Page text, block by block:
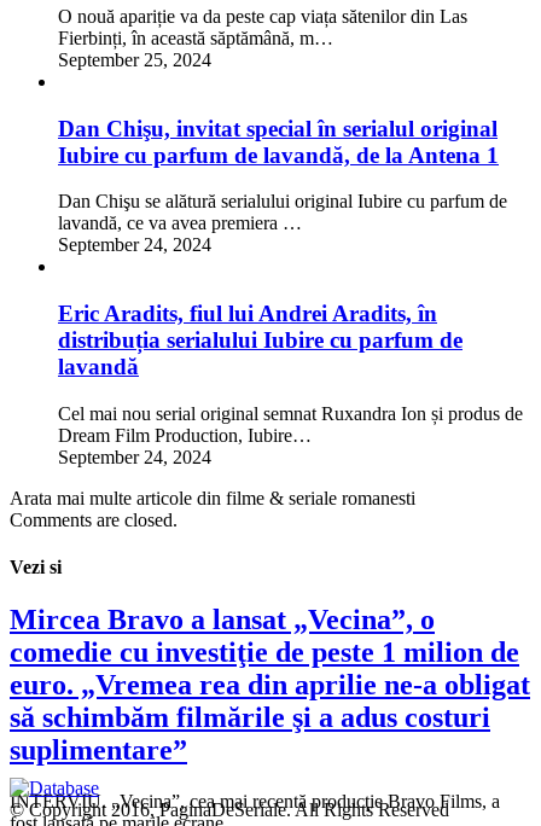
O nouă apariție va da peste cap viața sătenilor din Las
Fierbinți, în această săptămână, m…
September 25, 2024
Dan Chişu, invitat special în serialul original
Iubire cu parfum de lavandă, de la Antena 1
Dan Chişu se alătură serialului original Iubire cu parfum de
lavandă, ce va avea premiera …
September 24, 2024
Eric Aradits, fiul lui Andrei Aradits, în
distribuția serialului Iubire cu parfum de
lavandă
Cel mai nou serial original semnat Ruxandra Ion și produs de
Dream Film Production, Iubire…
September 24, 2024
Arata mai multe articole din filme & seriale romanesti
Comments are closed.
Vezi si
Mircea Bravo a lansat „Vecina”, o
comedie cu investiţie de peste 1 milion de
euro. „Vremea rea din aprilie ne-a obligat
să schimbăm filmările şi a adus costuri
suplimentare”
INTERVIU. „Vecina”, cea mai recentă producţie Bravo Films, a
© Copyright 2016, PaginaDeSeriale. All Rights Reserved